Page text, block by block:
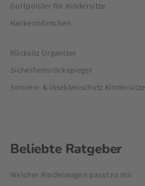
Gurtpolster für Kindersitze
Nackenhörnchen
Rücksitz Organizer
Sicherheitsrückspiegel
Sonnen- & Insektenschutz Kindersitze
Beliebte Ratgeber
Welcher Kinderwagen passt zu mir